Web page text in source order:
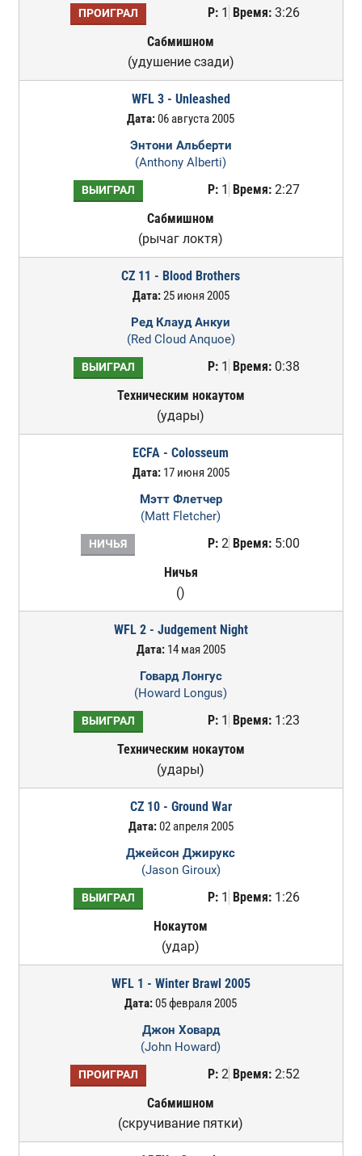
ПРОИГРАЛ Р:1 Время:3:26
Сабмишном
(удушение сзади)
WFL 3 - Unleashed
Дата:06 августа 2005
Энтони Альберти
(Anthony Alberti)
ВЫИГРАЛ Р:1 Время:2:27
Сабмишном
(рычаг локтя)
CZ 11 - Blood Brothers
Дата:25 июня 2005
Ред Клауд Анкуи
(Red Cloud Anquoe)
ВЫИГРАЛ Р:1 Время:0:38
Техническим нокаутом
(удары)
ECFA - Colosseum
Дата:17 июня 2005
Мэтт Флетчер
(Matt Fletcher)
НИЧЬЯ Р:2 Время:5:00
Ничья
()
WFL 2 - Judgement Night
Дата:14 мая 2005
Говард Лонгус
(Howard Longus)
ВЫИГРАЛ Р:1 Время:1:23
Техническим нокаутом
(удары)
CZ 10 - Ground War
Дата:02 апреля 2005
Джейсон Джирукс
(Jason Giroux)
ВЫИГРАЛ Р:1 Время:1:26
Нокаутом
(удар)
WFL 1 - Winter Brawl 2005
Дата:05 февраля 2005
Джон Ховард
(John Howard)
ПРОИГРАЛ Р:2 Время:2:52
Сабмишном
(скручивание пятки)